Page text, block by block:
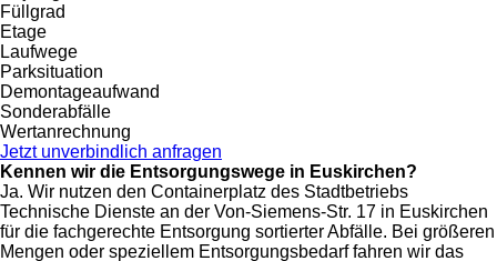
Füllgrad
Etage
Laufwege
Parksituation
Demontage­aufwand
Sonderabfälle
Wert­anrechnung
Jetzt unverbindlich anfragen
Kennen wir die Entsorgungswege in Euskirchen?
Ja. Wir nutzen den Containerplatz des Stadtbetriebs
Technische Dienste an der Von-Siemens-Str. 17 in Euskirchen
für die fachgerechte Entsorgung sortierter Abfälle. Bei größeren
Mengen oder speziellem Entsorgungsbedarf fahren wir das